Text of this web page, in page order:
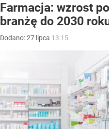
Farmacja: wzrost
branżę do 2030
Dodano:27 lipca 13:15